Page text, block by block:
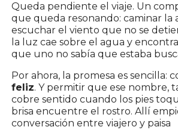
Queda pendiente el viaje. Un
que queda resonando: caminar la
escuchar el viento que no se
la luz cae sobre el agua y
que uno no sabía que estaba
Por ahora, la promesa es sencilla:
feliz. Y permitir que ese nombre,
cobre sentido cuando los pies
brisa encuentre el rostro. Allí
conversación entre viajero y paisa